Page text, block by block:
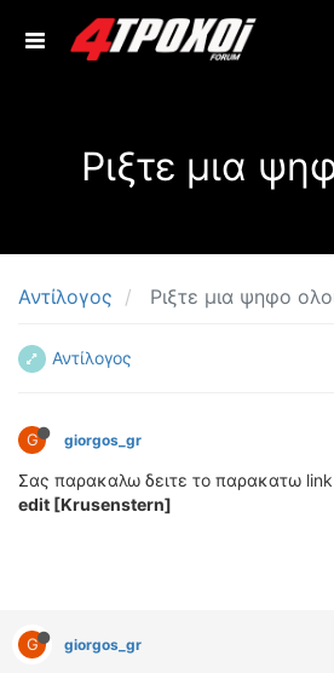
Ριξτε μια
Αντίλογος Ριξτε μια ψηφο
Αντίλογος
G giorgos_gr
Σας παρακαλω δειτε το παρακατω link
edit [Krusenstern]
G giorgos_gr
ΕΛΛΑΔΑ
ΚΟΣΜΟΣ
TEST
ΣΥΓΚΡΙΤΙΚΕΣ ΔΟΚΙΜΕΣ
ΑΓΩΝΙΣΤΙΚΕΣ ΓΝΩΡΙΜΙΕΣ
ΔΟΚΙΜΕΣ ΕΛΑΣΤΙΚΩΝ
ΕΙΔΙΚΕΣ ΔΙΑΔΡΟΜΕΣ
4TTV